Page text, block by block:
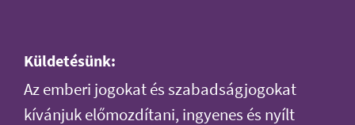
Küldetésünk:
Az emberi jogokat és szabadságjogokat
kívánjuk előmozdítani, ingyenes és nyílt